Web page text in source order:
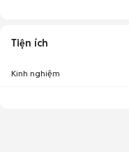
Tiện ích
Kinh nghiệm